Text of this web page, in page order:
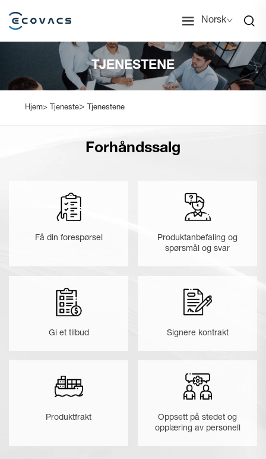
Norsk
TJENESTENE
Hjem> Tjeneste> Tjenestene
Forhåndssalg
Få din forespørsel
Produktanbefaling og
spørsmål og svar
Gi et tilbud Signere kontrakt
Produktfrakt
Oppsett på stedet og
opplæring av personell